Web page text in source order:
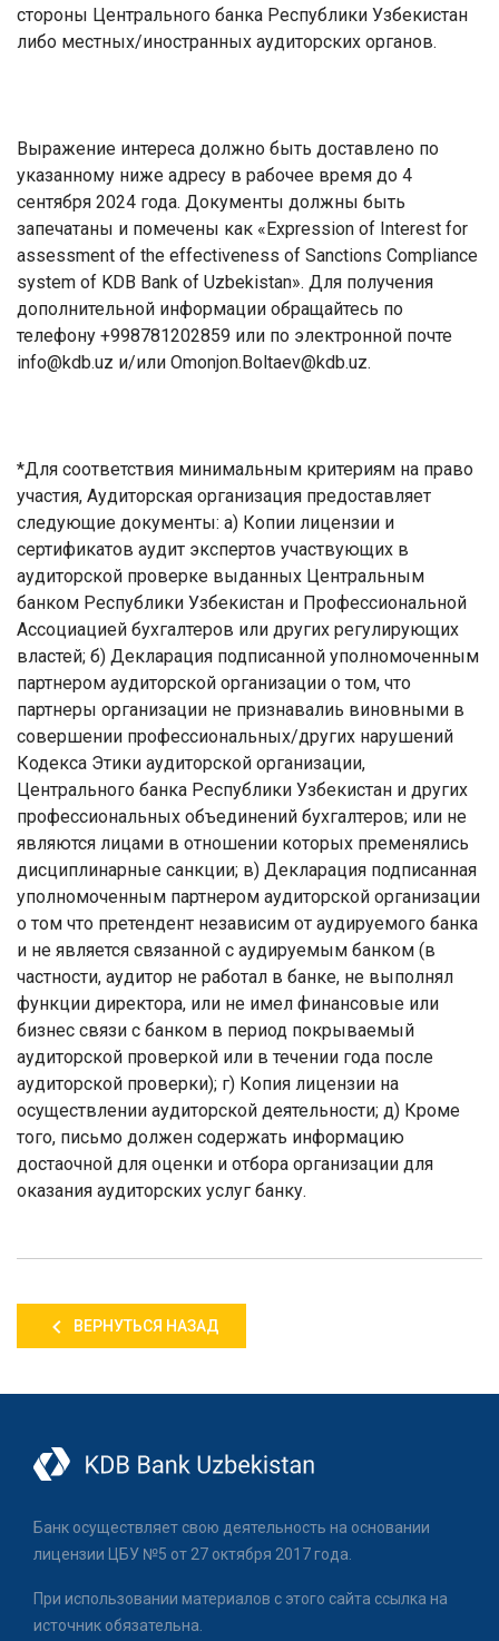
стороны Центрального банка Республики Узбекистан
либо местных/иностранных аудиторских органов.
Выражение интереса должно быть доставлено по
указанному ниже адресу в рабочее время до 4
сентября 2024 года. Документы должны быть
запечатаны и помечены как «Expression of Interest for
assessment of the effectiveness of Sanctions Compliance
system of KDB Bank of Uzbekistan». Для получения
дополнительной информации обращайтесь по
телефону +998781202859 или по электронной почте
info@kdb.uz и/или Omonjon.Boltaev@kdb.uz.
*Для соответствия минимальным критериям на право
участия, Аудиторская организация предоставляет
следующие документы: a) Копии лицензии и
сертификатов аудит экспертов участвующих в
аудиторской проверке выданных Центральным
банком Республики Узбекистан и Профессиональной
Ассоциацией бухгалтеров или других регулирующих
властей; б) Декларация подписанной уполномоченным
партнером аудиторской организации о том, что
партнеры организации не признавалиь виновными в
совершении профессиональных/других нарушений
Кодекса Этики аудиторской организации,
Центрального банка Республики Узбекистан и других
профессиональных объединений бухгалтеров; или не
являются лицами в отношении которых пременялись
дисциплинарные санкции; в) Декларация подписанная
уполномоченным партнером аудиторской организации
о том что претендент независим от аудируемого банка
и не является связанной с аудируемым банком (в
частности, аудитор не работал в банке, не выполнял
функции директора, или не имел финансовые или
бизнес связи с банком в период покрываемый
аудиторской проверкой или в течении года после
аудиторской проверки); г) Копия лицензии на
осуществлении аудиторской деятельности; д) Кроме
того, письмо должен содержать информацию
достаочной для оценки и отбора организации для
оказания аудиторских услуг банку.
ВЕРНУТЬСЯ НАЗАД
Банк осуществляет свою деятельность на основании
лицензии ЦБУ №5 от 27 октября 2017 года.
При использовании материалов с этого сайта ссылка на
источник обязательна.